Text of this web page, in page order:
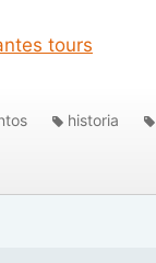
tours
historia